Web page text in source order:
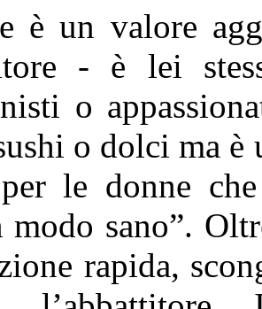
è un valore
- è lei
o
o dolci ma
le donne
sano”.
rapida,